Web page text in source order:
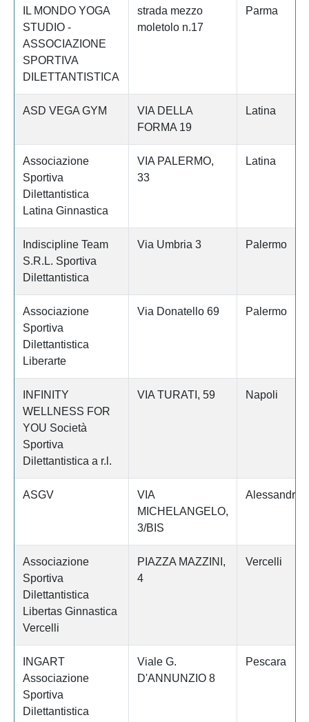
IL MONDO YOGA
STUDIO -
ASSOCIAZIONE
SPORTIVA
DILETTANTISTICA
strada mezzo
moletolo n.17
Parma
ASD VEGA GYM
VIA DELLA
FORMA 19
Latina
Associazione
Sportiva
Dilettantistica
Latina Ginnastica
VIA PALERMO,
33
Latina
Indiscipline Team
S.R.L. Sportiva
Dilettantistica
Via Umbria 3 Palermo
Associazione
Sportiva
Dilettantistica
Liberarte
Via Donatello 69 Palermo
INFINITY
WELLNESS FOR
YOU Società
Sportiva
Dilettantistica a r.l.
VIA TURATI, 59 Napoli
ASGV
VIA
MICHELANGELO,
3/BIS
Alessandria
Associazione
Sportiva
Dilettantistica
Libertas Ginnastica
Vercelli
PIAZZA MAZZINI,
4
Vercelli
INGART
Associazione
Sportiva
Dilettantistica
Viale G.
D'ANNUNZIO 8
Pescara